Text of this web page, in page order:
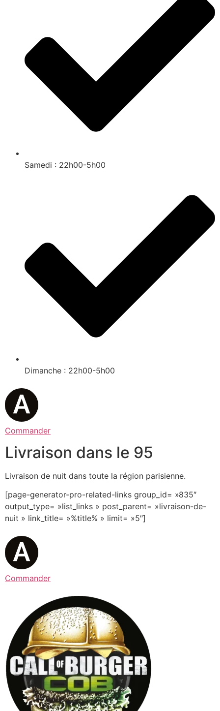
Samedi : 22h00-5h00
Dimanche : 22h00-5h00
Commander
Livraison dans le 95
Livraison de nuit dans toute la région parisienne.
[page-generator-pro-related-links group_id= »835″
output_type= »list_links » post_parent= »livraison-de-
nuit » link_title= »%title% » limit= »5″]
Commander